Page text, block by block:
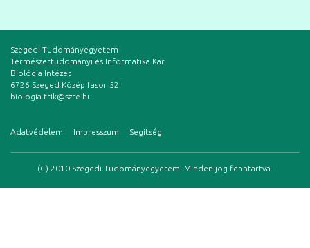
Szegedi Tudományegyetem
Természettudományi és Informatika Kar
Biológia Intézet
6726 Szeged Közép fasor 52.
biologia.ttik@szte.hu
Adatvédelem Impresszum Segítség
(C) 2010 Szegedi Tudományegyetem. Minden jog fenntartva.